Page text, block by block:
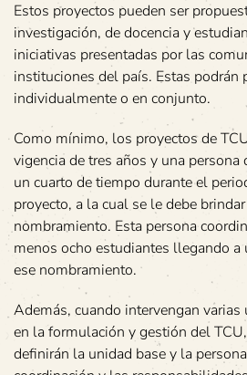
Estos proyectos pueden ser
investigación, de docencia y
iniciativas presentadas por las
instituciones del país. Estas podrán
individualmente o en conjunto.
Como mínimo, los proyectos de
vigencia de tres años y una
un cuarto de tiempo durante el
proyecto, a la cual se le debe
nombramiento. Esta persona
menos ocho estudiantes llegando
ese nombramiento.
Además, cuando intervengan varias
en la formulación y gestión del
definirán la unidad base y la